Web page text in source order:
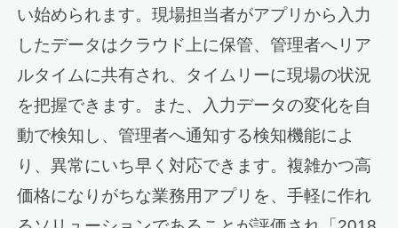
い始められます。現場担当者がアプリから入力
したデータはクラウド上に保管、管理者へリア
ルタイムに共有され、タイムリーに現場の状況
を把握できます。また、入力データの変化を自
動で検知し、管理者へ通知する検知機能によ
り、異常にいち早く対応できます。複雑かつ高
価格になりがちな業務用アプリを、手軽に作れ